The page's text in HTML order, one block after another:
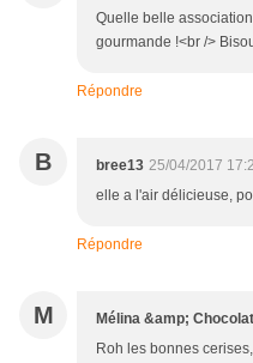
Quelle belle
gourmande !<br />
Répondre
B bree13 25/04/2017
elle a l'air délicieuse,
Répondre
M Mélina &amp; Chocolat
Roh les bonnes